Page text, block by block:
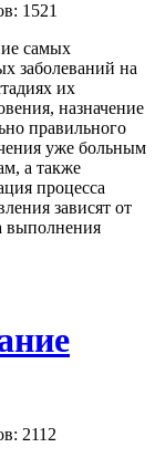
1521
самых
заболеваний на
их
назначение
правильного
уже больным
а также
процесса
зависят от
выполнения
2112